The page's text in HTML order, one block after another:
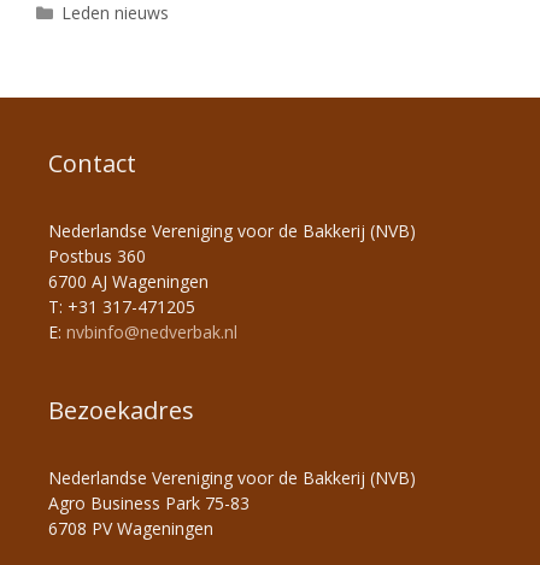
Leden nieuws
Contact
Nederlandse Vereniging voor de Bakkerij (NVB)
Postbus 360
6700 AJ Wageningen
T: +31 317-471205
E: nvbinfo@nedverbak.nl
Bezoekadres
Nederlandse Vereniging voor de Bakkerij (NVB)
Agro Business Park 75-83
6708 PV Wageningen